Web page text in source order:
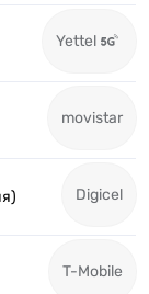
Yettel
movistar
Digicel
T-Mobile